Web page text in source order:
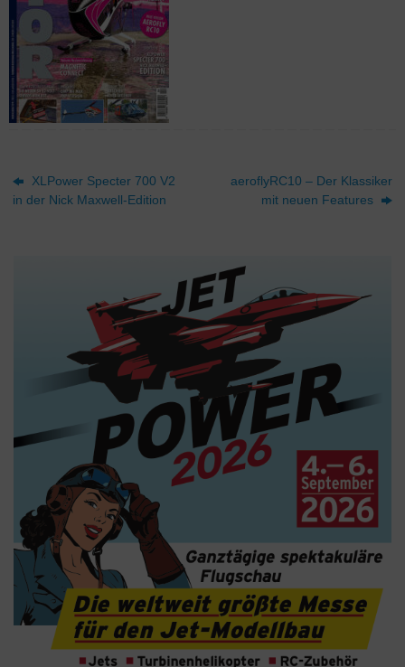
XLPower Specter 700 V2
in der Nick Maxwell-Edition
aeroflyRC10 – Der Klassiker
mit neuen Features